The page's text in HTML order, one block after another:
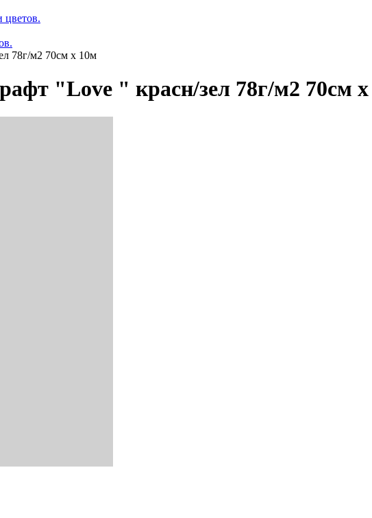
цветов.
78г/м2 70см х 10м
"Love " красн/зел 78г/м2 70см